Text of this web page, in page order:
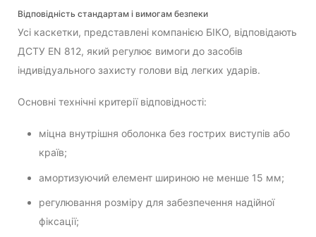
Відповідність стандартам і вимогам безпеки
Усі каскетки, представлені компанією БІКО, відповідають
ДСТУ EN 812, який регулює вимоги до засобів
індивідуального захисту голови від легких ударів.
Основні технічні критерії відповідності:
міцна внутрішня оболонка без гострих виступів або
країв;
амортизуючий елемент шириною не менше 15 мм;
регулювання розміру для забезпечення надійної
фіксації;